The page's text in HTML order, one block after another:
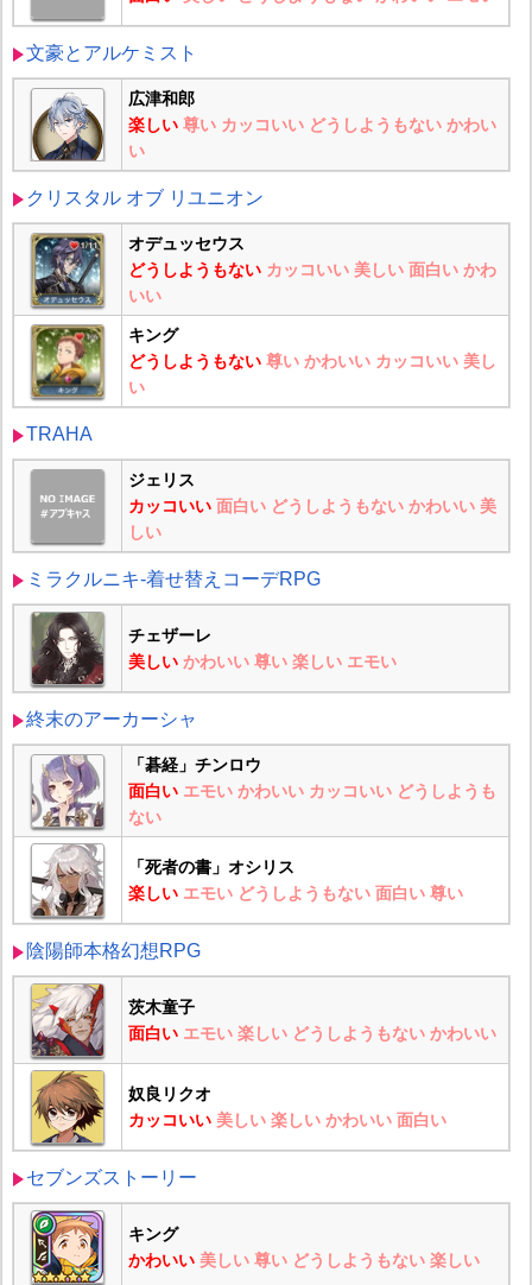
文豪とアルケミスト
広津和郎
楽しい 尊い カッコいい どうしようもない かわい
い
クリスタル オブ リユニオン
オデュッセウス
どうしようもない カッコいい 美しい 面白い かわ
いい
キング
どうしようもない 尊い かわいい カッコいい 美し
い
TRAHA
ジェリス
カッコいい 面白い どうしようもない かわいい 美
しい
ミラクルニキ-着せ替えコーデRPG
チェザーレ
美しい かわいい 尊い 楽しい エモい
終末のアーカーシャ
「碁経」チンロウ
面白い エモい かわいい カッコいい どうしようも
ない
「死者の書」オシリス
楽しい エモい どうしようもない 面白い 尊い
陰陽師本格幻想RPG
茨木童子
面白い エモい 楽しい どうしようもない かわいい
奴良リクオ
カッコいい 美しい 楽しい かわいい 面白い
セブンズストーリー
キング
かわいい 美しい 尊い どうしようもない 楽しい